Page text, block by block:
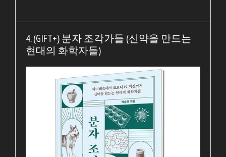
4. (GIFT+) 분자 조각가들 (신약을 만드는
현대의 화학자들)